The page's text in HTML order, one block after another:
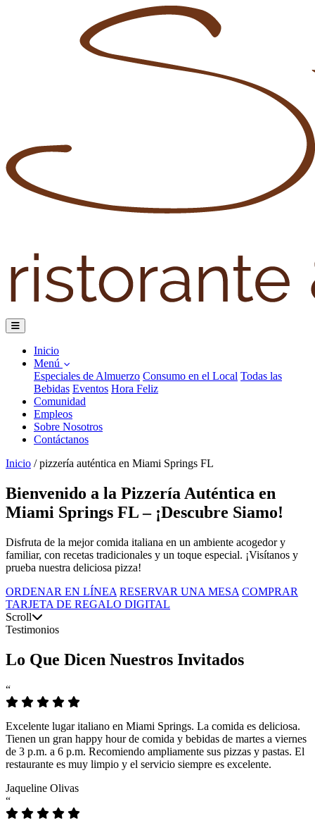
Inicio
Menú
Especiales de Almuerzo Consumo en el Local Todas las
Bebidas Eventos Hora Feliz
Comunidad
Empleos
Sobre Nosotros
Contáctanos
Inicio / pizzería auténtica en Miami Springs FL
Bienvenido a la Pizzería Auténtica en
Miami Springs FL – ¡Descubre Siamo!
Disfruta de la mejor comida italiana en un ambiente acogedor y
familiar, con recetas tradicionales y un toque especial. ¡Visítanos y
prueba nuestra deliciosa pizza!
ORDENAR EN LÍNEA RESERVAR UNA MESA COMPRAR
TARJETA DE REGALO DIGITAL
Scroll
Testimonios
Lo Que Dicen Nuestros Invitados
“
Excelente lugar italiano en Miami Springs. La comida es deliciosa.
Tienen un gran happy hour de comida y bebidas de martes a viernes
de 3 p.m. a 6 p.m. Recomiendo ampliamente sus pizzas y pastas. El
restaurante es muy limpio y el servicio siempre es excelente.
Jaqueline Olivas
“